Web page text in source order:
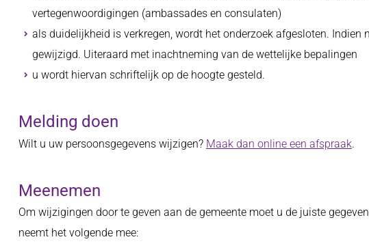
vertegenwoordigingen (ambassades en consulaten)
als duidelijkheid is verkregen, wordt het onderzoek afgesloten. Indien
gewijzigd. Uiteraard met inachtneming van de wettelijke bepalingen
u wordt hiervan schriftelijk op de hoogte gesteld.
Melding doen
Wilt u uw persoonsgegevens wijzigen? Maak dan online een afspraak.
Meenemen
Om wijzigingen door te geven aan de gemeente moet u de juiste
neemt het volgende mee: